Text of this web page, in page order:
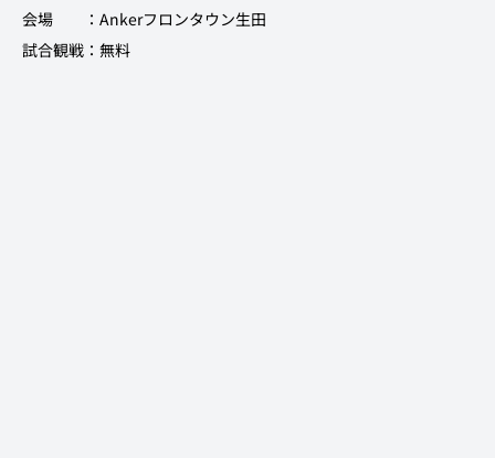
会場　　：Ankerフロンタウン生田
試合観戦：無料